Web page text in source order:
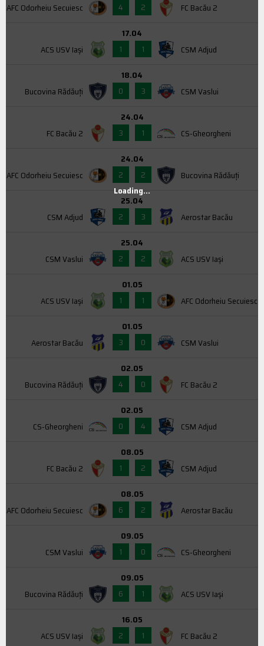
AFC Odorheiu Secuiesc
4
2 FC Bacău 2
ACS USV Iaşi
17.04
1
1 CSM Adjud
Bucovina Rădăuți
18.04
0
3 CSM Vaslui
FC Bacău 2
24.04
3
1 CS-Gheorgheni
AFC Odorheiu Secuiesc
24.04
2
2 Bucovina Rădăuți
CSM Adjud
25.04
2
3 Aerostar Bacău
CSM Vaslui
25.04
2
2 ACS USV Iaşi
ACS USV Iaşi
01.05
1
1 AFC Odorheiu Secuiesc
Aerostar Bacău
01.05
3
0 CSM Vaslui
Bucovina Rădăuți
02.05
4
0 FC Bacău 2
CS-Gheorgheni
02.05
0
4 CSM Adjud
FC Bacău 2
08.05
1
2 CSM Adjud
AFC Odorheiu Secuiesc
08.05
6
2 Aerostar Bacău
CSM Vaslui
09.05
1
0 CS-Gheorgheni
Bucovina Rădăuți
09.05
6
1 ACS USV Iaşi
ACS USV Iaşi
16.05
2
1 FC Bacău 2
Loading...